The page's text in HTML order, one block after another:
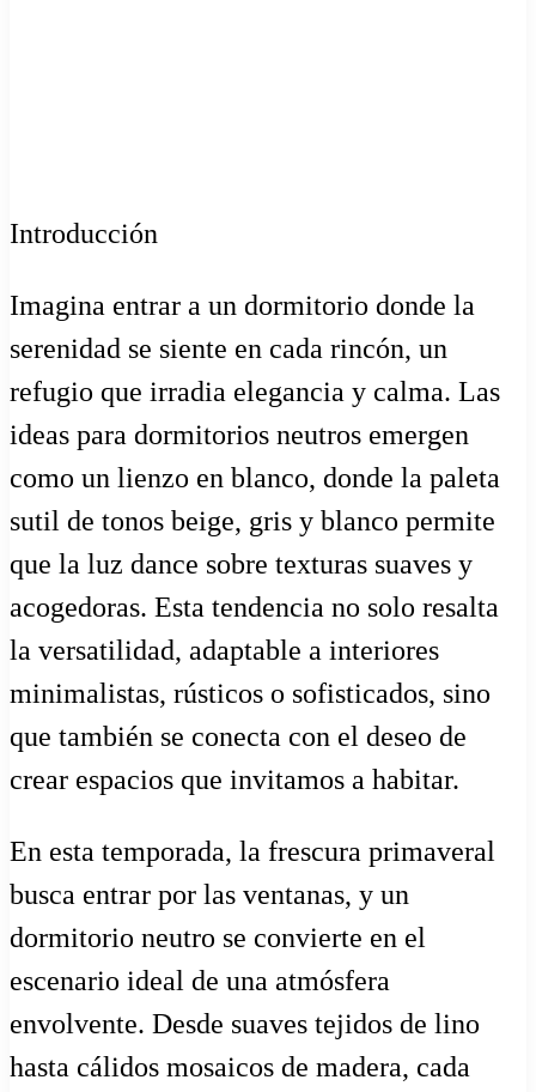
Introducción
Imagina entrar a un dormitorio donde la
serenidad se siente en cada rincón, un
refugio que irradia elegancia y calma. Las
ideas para dormitorios neutros emergen
como un lienzo en blanco, donde la paleta
sutil de tonos beige, gris y blanco permite
que la luz dance sobre texturas suaves y
acogedoras. Esta tendencia no solo resalta
la versatilidad, adaptable a interiores
minimalistas, rústicos o sofisticados, sino
que también se conecta con el deseo de
crear espacios que invitamos a habitar.
En esta temporada, la frescura primaveral
busca entrar por las ventanas, y un
dormitorio neutro se convierte en el
escenario ideal de una atmósfera
envolvente. Desde suaves tejidos de lino
hasta cálidos mosaicos de madera, cada